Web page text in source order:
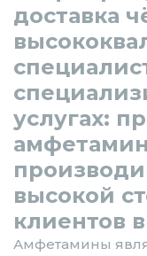
доставка
услугах:
высокой
клиентов
Амфетамины